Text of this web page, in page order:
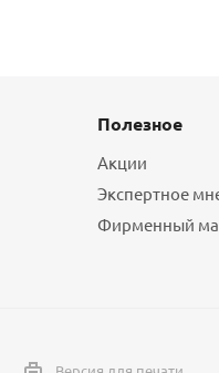
Полезное
Акции
Экспертное
Фирменный